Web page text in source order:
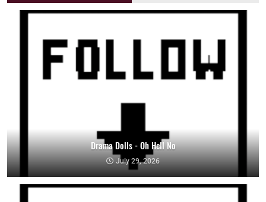
Drama Dolls - Oh Hell No
July 29, 2026